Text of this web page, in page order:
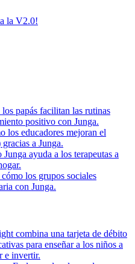
la V2.0!
papás facilitan las rutinas
positivo con Junga.
los educadores mejoran el
a Junga.
ayuda a los terapeutas a
los grupos sociales
con Junga.
combina una tarjeta de débito
para enseñar a los niños a
e invertir.